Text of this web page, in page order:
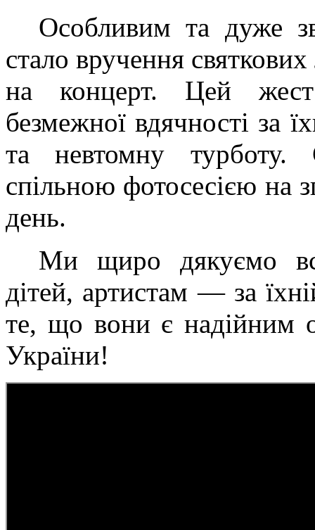
Особливим та дуже
стало вручення
на концерт. Цей
безмежної вдячності за
та невтомну турботу.
спільною фотосесією на
день.
Ми щиро дякуємо
дітей, артистам — за
те, що вони є надійним
України!